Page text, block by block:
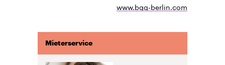
www.bgg-berlin.com
Mieterservice